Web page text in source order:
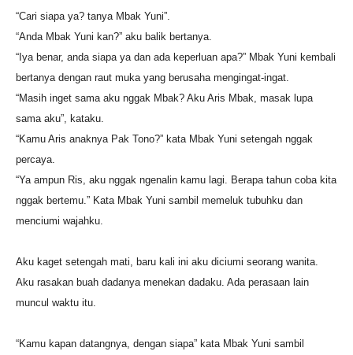
“Cari siapa ya? tanya Mbak Yuni”.
“Anda Mbak Yuni kan?” aku balik bertanya.
“Iya benar, anda siapa ya dan ada keperluan apa?” Mbak Yuni kembali
bertanya dengan raut muka yang berusaha mengingat-ingat.
“Masih inget sama aku nggak Mbak? Aku Aris Mbak, masak lupa
sama aku”, kataku.
“Kamu Aris anaknya Pak Tono?” kata Mbak Yuni setengah nggak
percaya.
“Ya ampun Ris, aku nggak ngenalin kamu lagi. Berapa tahun coba kita
nggak bertemu.” Kata Mbak Yuni sambil memeluk tubuhku dan
menciumi wajahku.
Aku kaget setengah mati, baru kali ini aku diciumi seorang wanita.
Aku rasakan buah dadanya menekan dadaku. Ada perasaan lain
muncul waktu itu.
“Kamu kapan datangnya, dengan siapa” kata Mbak Yuni sambil